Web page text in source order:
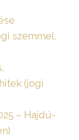
szemmel,
(jogi
– Hajdú-